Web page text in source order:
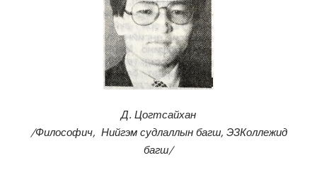
Д. Цогтсайхан
/Философич, Нийгэм судлаллын багш, ЭЗКоллежид
багш/